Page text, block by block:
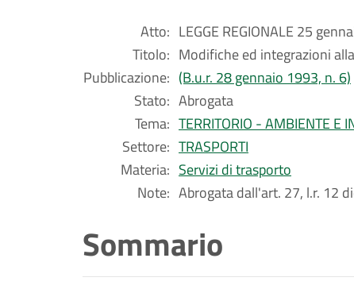
Atto: LEGGE REGIONALE 25
Titolo: Modifiche ed integrazioni
Pubblicazione: (B.u.r. 28 gennaio 1993, n. 6)
Stato: Abrogata
Tema: TERRITORIO - AMBIENTE E
Settore: TRASPORTI
Materia: Servizi di trasporto
Note: Abrogata dall'art. 27, l.r. 12
Sommario